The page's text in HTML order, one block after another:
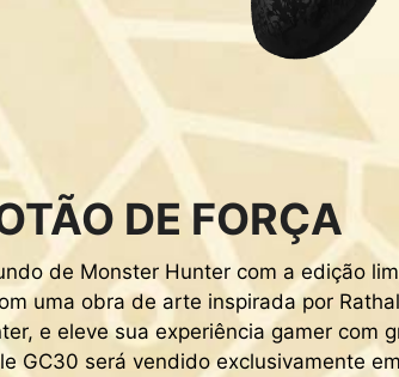
DE FORÇA
de Monster Hunter com a edição
uma obra de arte inspirada por
e eleve sua experiência gamer com
GC30 será vendido exclusivamente